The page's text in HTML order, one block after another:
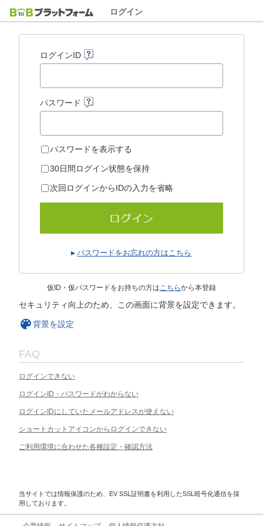
ログイン
ログインID
パスワード
パスワードを表示する
30日間ログイン状態を保持
次回ログインからIDの入力を省略
パスワードをお忘れの方はこちら
仮ID・仮パスワードをお持ちの方はこちらから本登録
セキュリティ向上のため、この画面に背景を設定できます。
背景を設定
FAQ
ログインできない
ログインID・パスワードがわからない
ログインIDにしていたメールアドレスが使えない
ショートカットアイコンからログインできない
ご利用環境に合わせた各種設定・確認方法
当サイトでは情報保護のため、EV SSL証明書を利用したSSL暗号化通信を採
用しております。